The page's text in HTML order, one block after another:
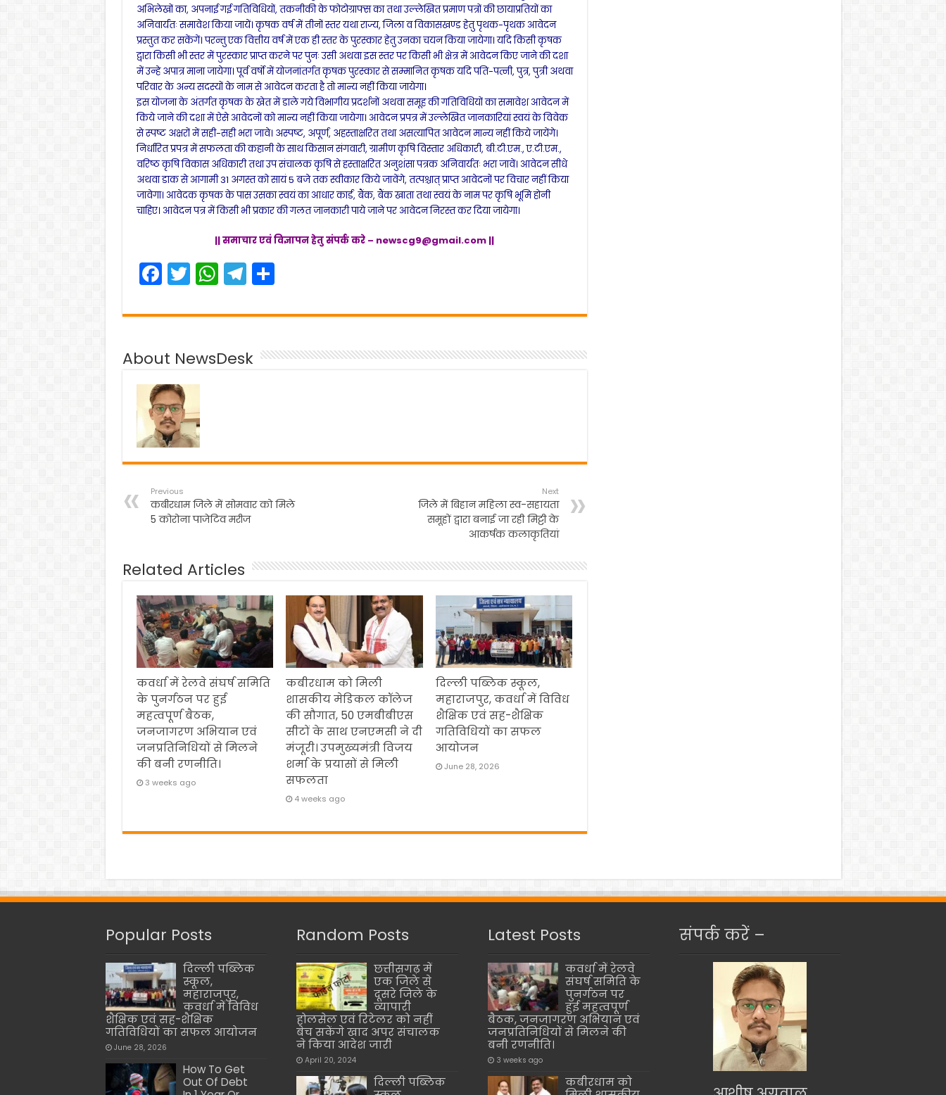
अभिलेखों का, अपनाई गई गतिविधियों, तकनीकी के फोटोग्राफ्स का तथा उल्लेखित प्रमाण पत्रों की छायाप्रतियों का
अनिवार्यतः समावेश किया जायें। कृषक वर्ष में तीनों स्तर यथा राज्य, जिला व विकासखण्ड हेतु पृथक-पृथक आवेदन
प्रस्तुत कर सकेंगें। परन्तु एक वित्तीय वर्ष में एक ही स्तर के पुरस्कार हेतु उनका चयन किया जायेगा। यदि किसी कृषक
द्वारा किसी भी स्तर में पुरस्कार प्राप्त करने पर पुनः उसी अथवा इस स्तर पर किसी भी क्षेत्र में आवेदन किए जाने की दशा
में उन्हे अपात्र माना जायेगा। पूर्व वर्षो में योजनांतर्गत कृषक पुरस्कार से सम्मानित कृषक यदि पति-पत्नी, पुत्र, पुत्री अथवा
परिवार के अन्य सदस्यों के नाम से आवेदन करता है तो मान्य नहीं किया जायेगा।
इस योजना के अंतर्गत कृषक के खेत में डाले गये विभागीय प्रदर्शनों अथवा समूह की गतिविधियों का समावेश आवेदन में
किये जाने की दशा में ऐसे आवेदनों को मान्य नहीं किया जायेगा। आवेदन प्रपत्र में उल्लेखित जानकारियां स्वयं के विवेक
से स्पष्ट अक्षरों में सही-सही भरा जावे। अस्पष्ट, अपूर्ण, अहस्ताक्षरित तथा असत्यापित आवेदन मान्य नहीं किये जायेंगे।
निर्धारित प्रपत्र में सफलता की कहानी के साथ किसान संगवारी, ग्रामीण कृषि विस्तार अधिकारी, बी.टी.एम., ए.टी.एम.,
वरिष्ठ कृषि विकास अधिकारी तथा उप संचालक कृषि से हस्ताक्षरित अनुशंसा पत्रक अनिवार्यतः भरा जावें। आवेदन सीधे
अथवा डाक से आगामी 31 अगस्त को सायं 5 बजे तक स्वीकार किये जावेंगे, तत्पश्चात् प्राप्त आवेदनों पर विचार नहीं किया
जावेगा। आवेदक कृषक के पास उसका स्वयं का आधार कार्ड, बैंक, बैंक खाता तथा स्वयं के नाम पर कृषि भूमि होनी
चाहिए। आवेदन पत्र में किसी भी प्रकार की गलत जानकारी पाये जाने पर आवेदन निरस्त कर दिया जायेगा।
|| समाचार एवं विज्ञापन हेतु संपर्क करे – newscg9@gmail.com ||
F
a
c
b
o
o
k
T
w
itt
W
h
a
A
T
el
e
a
S
ar
About NewsDesk
Previous
कबीरधाम जिले में सोमवार को मिले
5 कोरोना पाजेटिव मरीज
Next
जिले में बिहान महिला स्व-सहायता
समूहों द्वारा बनाई जा रही मिट्टी के
आकर्षक कलाकृतियां
Related Articles
कवर्धा में रेलवे संघर्ष समिति
के पुनर्गठन पर हुई
महत्वपूर्ण बैठक,
जनजागरण अभियान एवं
जनप्रतिनिधियों से मिलने
की बनी रणनीति।
3 weeks ago
कबीरधाम को मिली
शासकीय मेडिकल कॉलेज
की सौगात, 50 एमबीबीएस
सीटों के साथ एनएमसी ने दी
मंजूरी। उपमुख्यमंत्री विजय
शर्मा के प्रयासों से मिली
सफलता
4 weeks ago
दिल्ली पब्लिक स्कूल,
महाराजपुर, कवर्धा में विविध
शैक्षिक एवं सह-शैक्षिक
गतिविधियों का सफल
आयोजन
June 28, 2026
Popular Posts
दिल्ली पब्लिक
स्कूल,
महाराजपुर,
कवर्धा में विविध
शैक्षिक एवं सह-शैक्षिक
गतिविधियों का सफल आयोजन
June 28, 2026
How To Get
Out Of Debt
Random Posts
छत्तीसगढ़ में
एक जिले से
दूसरे जिले के
व्यापारी
होलसेल एवं रिटेलर को नहीं
बेच सकेंगे खाद अपर संचालक
ने किया आदेश जारी
April 20, 2024
दिल्ली पब्लिक
Latest Posts
कवर्धा में रेलवे
संघर्ष समिति के
पुनर्गठन पर
हुई महत्वपूर्ण
बैठक, जनजागरण अभियान एवं
जनप्रतिनिधियों से मिलने की
बनी रणनीति।
3 weeks ago
कबीरधाम को
संपर्क करें –